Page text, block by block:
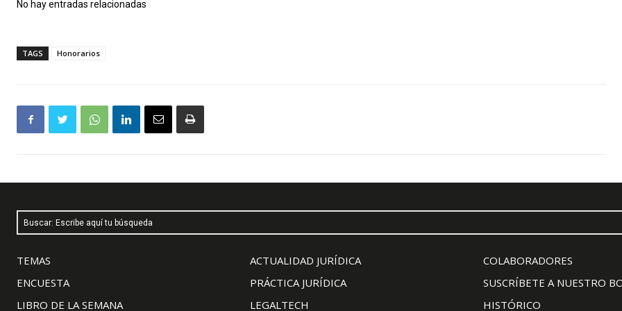
No hay entradas relacionadas
TAGS Honorarios
Buscar: Escribe aquí tu búsqueda
TEMAS
ENCUESTA
LIBRO DE LA SEMANA
ACTUALIDAD JURÍDICA
PRÁCTICA JURÍDICA
LEGALTECH
COLABORADORES
SUSCRÍBETE A NUESTRO
HISTÓRICO